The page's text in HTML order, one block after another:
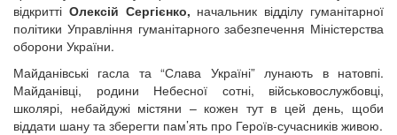
відкритті Олексій Сергієнко, начальник відділу гуманітарної
політики Управління гуманітарного забезпечення Міністерства
оборони України.
Майданівські гасла та “Слава Україні” лунають в натовпі.
Майданівці, родини Небесної сотні, військовослужбовці,
школярі, небайдужі містяни – кожен тут в цей день, щоби
віддати шану та зберегти пам’ять про Героїв-сучасників живою.